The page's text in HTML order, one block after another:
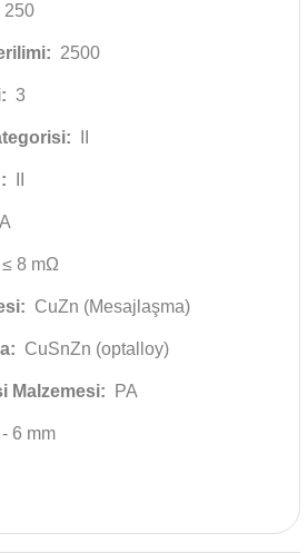
250
2500
3
≤ 8 mΩ
CuZn (Mesajlaşma)
CuSnZn (optalloy)
Malzemesi: PA
6 mm